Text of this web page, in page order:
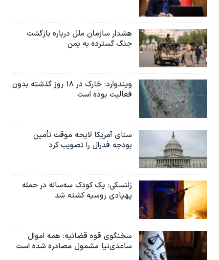
هشدار سازمان ملل درباره بازگشت
جنگ گسترده به یمن
ویندوارد: خارک در ۱۸ روز گذشته بدون
فعالیت بوده است
سنای آمریکا لایحه موقت تأمین
بودجه فدرال را تصویب کرد
زلنسکی: یک کودک سه‌ساله در حمله
پهپادی روسیه کشته شد
سخنگوی قوه قضائیه: همه اموال
ساعدی‌نیا مشمول مصادره شده است